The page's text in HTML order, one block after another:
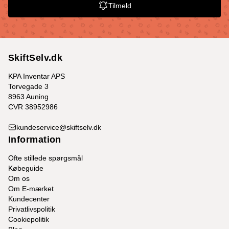
Tilmeld
SkiftSelv.dk
KPA Inventar APS
Torvegade 3
8963 Auning
CVR 38952986
kundeservice@skiftselv.dk
Information
Ofte stillede spørgsmål
Købeguide
Om os
Om E-mærket
Kundecenter
Privatlivspolitik
Cookiepolitik